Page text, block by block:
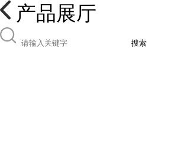
产品展厅
搜索